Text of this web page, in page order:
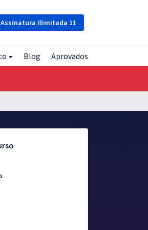
Assinatura Ilimitada 11
Blog Aprovados